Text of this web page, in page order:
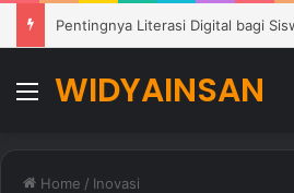
Menu
WIDYAINSAN
Home / Inovasi